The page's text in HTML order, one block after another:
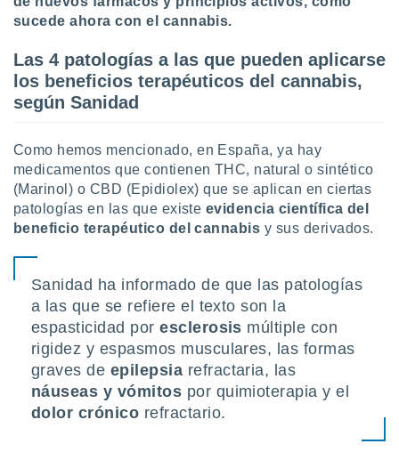
1199
sucede ahora con el cannabis.
Las 4 patologías a las que pueden aplicarse
los beneficios terapéuticos del cannabis,
según Sanidad
Como hemos mencionado, en España, ya hay
medicamentos que contienen THC, natural o sintético
(Marinol) o CBD (Epidiolex) que se aplican en ciertas
patologías en las que existe evidencia científica del
beneficio terapéutico del cannabis y sus derivados.
Sanidad ha informado de que las patologías
a las que se refiere el texto son la
espasticidad poresclerosis múltiple con
rigidez y espasmos musculares, las formas
graves de epilepsia refractaria, las
náuseas y vómitos por quimioterapia y el
dolor crónico refractario.